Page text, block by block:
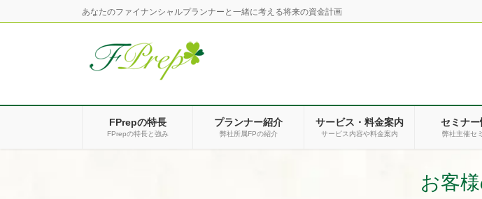
ン
移
ビ
ン
あなたのファイナンシャルプランナーと一緒に考える将来の資金計画
FPrepの特長
FPrepの特長と強み
プランナー紹介
弊社所属FPの紹介
サービス・料金案内
サービス内容や料金案内
セミナー
弊社主催セ
お客